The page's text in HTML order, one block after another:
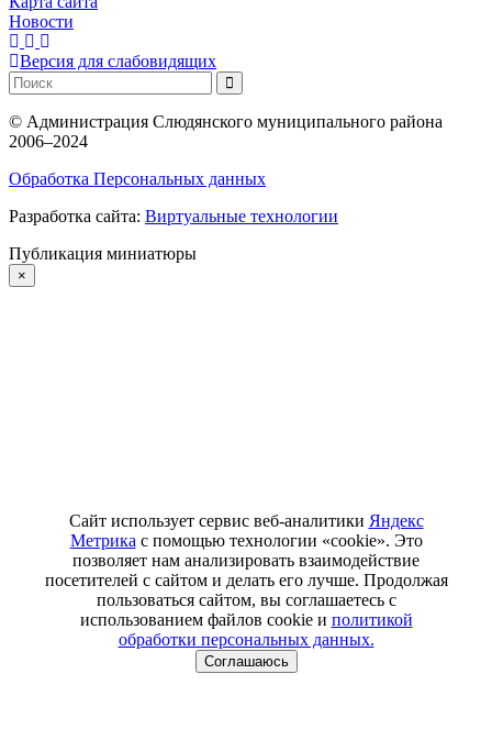
Новости
Версия для слабовидящих
© Администрация Слюдянского муниципального района
2006–2024
Обработка Персональных данных
Разработка сайта: Виртуальные технологии
Публикация миниатюры
×
Сайт использует сервис веб-аналитики Яндекс
Метрика с помощью технологии «cookie». Это
позволяет нам анализировать взаимодействие
посетителей с сайтом и делать его лучше. Продолжая
пользоваться сайтом, вы соглашаетесь с
использованием файлов cookie и политикой
обработки персональных данных.
Соглашаюсь